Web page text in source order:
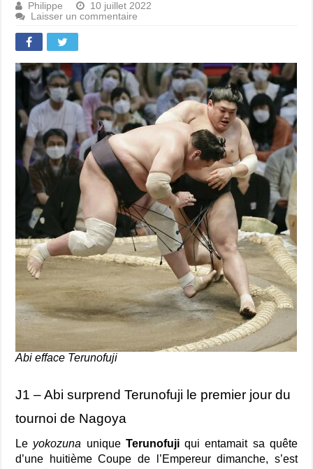
Philippe
10 juillet 2022
Laisser un commentaire
Abi efface Terunofuji
J1 – Abi surprend Terunofuji le premier jour du
tournoi de Nagoya
Le yokozuna unique Terunofujiqui entamait sa quête
d’une huitième Coupe de l’Empereur dimanche, s’est